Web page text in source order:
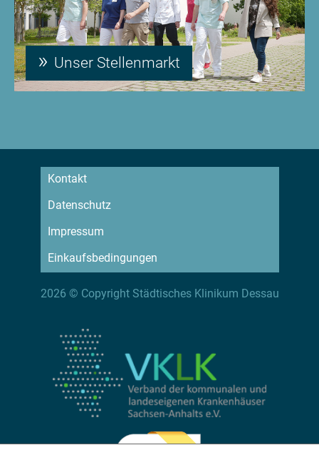
Unser Stellenmarkt
Kontakt
Datenschutz
Impressum
Einkaufsbedingungen
2026 © Copyright Städtisches Klinikum Dessau